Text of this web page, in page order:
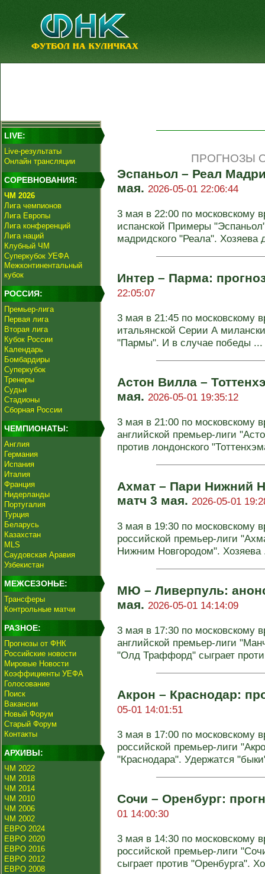
LIVE:
Live-результаты
Онлайн трансляции
СОРЕВНОВАНИЯ:
ЧМ 2026
Лига чемпионов
Лига Европы
Лига конференций
Лига наций
Клубный ЧМ
Суперкубок УЕФА
Межконтинентальный
кубок
РОССИЯ:
Премьер-лига
Первая лига
Вторая лига
Кубок России
Календарь
Бомбардиры
Суперкубок
Тренеры
Судьи
Стадионы
Сборная России
ЧЕМПИОНАТЫ:
Англия
Германия
Испания
Италия
Франция
Нидерланды
Португалия
Турция
Беларусь
Казахстан
MLS
Саудовская Аравия
Узбекистан
МЕЖСЕЗОНЬЕ:
Трансферы
Контрольные матчи
РАЗНОЕ:
Прогнозы от ФНК
Российские новости
Мировые Новости
Коэффициенты УЕФА
Голосование
Поиск
Вакансии
Новый Форум
Старый Форум
Контакты
АРХИВЫ:
ЧМ 2022
ЧМ 2018
ЧМ 2014
ЧМ 2010
ЧМ 2006
ЧМ 2002
ЕВРО 2024
ЕВРО 2020
ЕВРО 2016
ЕВРО 2012
ЕВРО 2008
ПРОГНОЗЫ
Эспаньол – Реал
мая. 2026-05-01 22:06:44
3 мая в 22:00 по московскому
испанской Примеры
мадридского "Реала". Хозяева
Интер – Парма:
22:05:07
3 мая в 21:45 по московскому
итальянской Серии А
"Пармы". И в случае победы ...
Астон Вилла –
мая. 2026-05-01 19:35:12
3 мая в 21:00 по московскому
английской премьер-лиги
против лондонского
Ахмат – Пари Нижний
матч 3 мая. 2026-05-01
3 мая в 19:30 по московскому
российской премьер-лиги
Нижним Новгородом". Хозяева
МЮ – Ливерпуль:
мая. 2026-05-01 14:14:09
3 мая в 17:30 по московскому
английской премьер-лиги
"Олд Траффорд" сыграет
Акрон – Краснодар:
05-01 14:01:51
3 мая в 17:00 по московскому
российской премьер-лиги
"Краснодара". Удержатся
Сочи – Оренбург:
01 14:00:30
3 мая в 14:30 по московскому
российской премьер-лиги
сыграет против "Оренбурга".